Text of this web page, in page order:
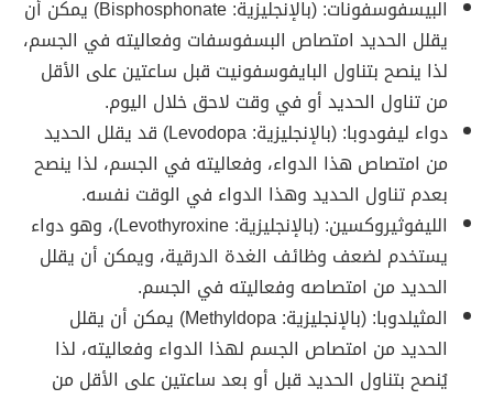
البيسفوسفونات: (بالإنجليزية: Bisphosphonate) يمكن أن
يقلل الحديد امتصاص البسفوسفات وفعاليته في الجسم،
لذا ينصح بتناول البايفوسفونيت قبل ساعتين على الأقل
من تناول الحديد أو في وقت لاحق خلال اليوم.
دواء ليفودوبا: (بالإنجليزية: Levodopa) قد يقلل الحديد
من امتصاص هذا الدواء، وفعاليته في الجسم، لذا ينصح
بعدم تناول الحديد وهذا الدواء في الوقت نفسه.
الليفوثيروكسين: (بالإنجليزية: Levothyroxine)، وهو دواء
يستخدم لضعف وظائف الغدة الدرقية، ويمكن أن يقلل
الحديد من امتصاصه وفعاليته في الجسم.
المثيلدوبا: (بالإنجليزية: Methyldopa) يمكن أن يقلل
الحديد من امتصاص الجسم لهذا الدواء وفعاليته، لذا
يُنصح بتناول الحديد قبل أو بعد ساعتين على الأقل من